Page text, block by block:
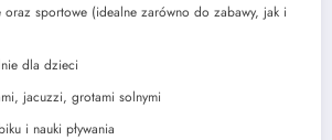
oraz sportowe (idealne zarówno do zabawy, jak i
dla dzieci
jacuzzi, grotami solnymi
i nauki pływania